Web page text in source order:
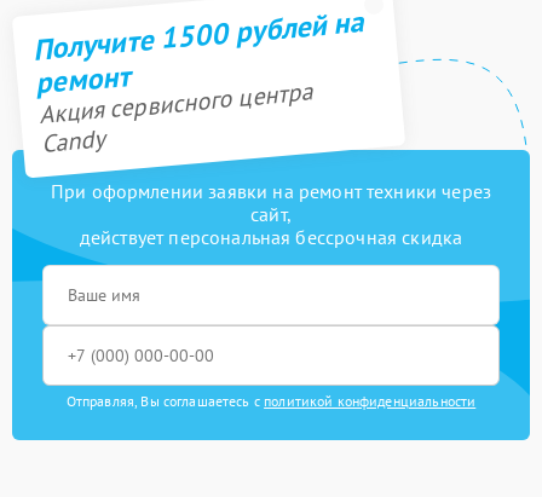
Получите 1500 рублей на
ремонт
Акция сервисного центра
Candy
При оформлении заявки на ремонт техники через
сайт,
действует персональная бессрочная скидка
Отправляя, Вы соглашаетесь с политикой конфиденциальности